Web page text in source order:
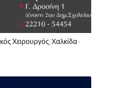
Χειρουργός, Χαλκίδα -